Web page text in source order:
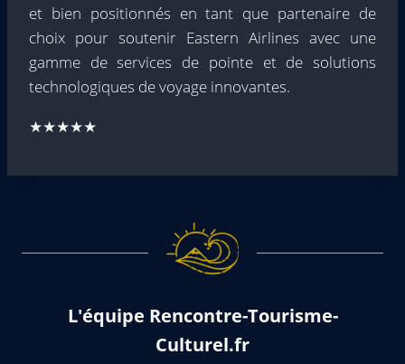
et bien positionnés en tant que partenaire de
choix pour soutenir Eastern Airlines avec une
gamme de services de pointe et de solutions
technologiques de voyage innovantes.
★★★★★
L'équipe Rencontre-Tourisme-
Culturel.fr